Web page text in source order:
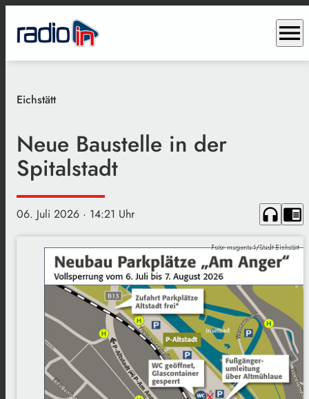
menu
Eichstätt
Neue Baustelle in der
Spitalstadt
06. Juli 2026 · 14:21 Uhr headphones chrome_reader_mode
Foto: magenta4/Stadt Eichstätt